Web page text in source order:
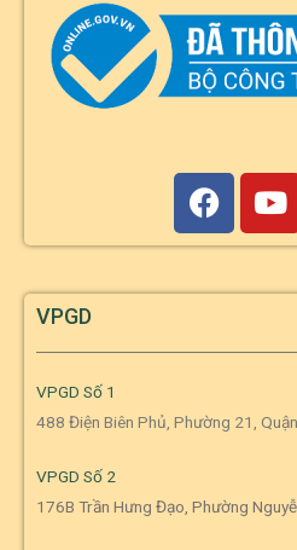
VPGD
VPGD Số 1
488 Điện Biên Phủ, Phường 21,
VPGD Số 2
176B Trần Hưng Đạo, Phường